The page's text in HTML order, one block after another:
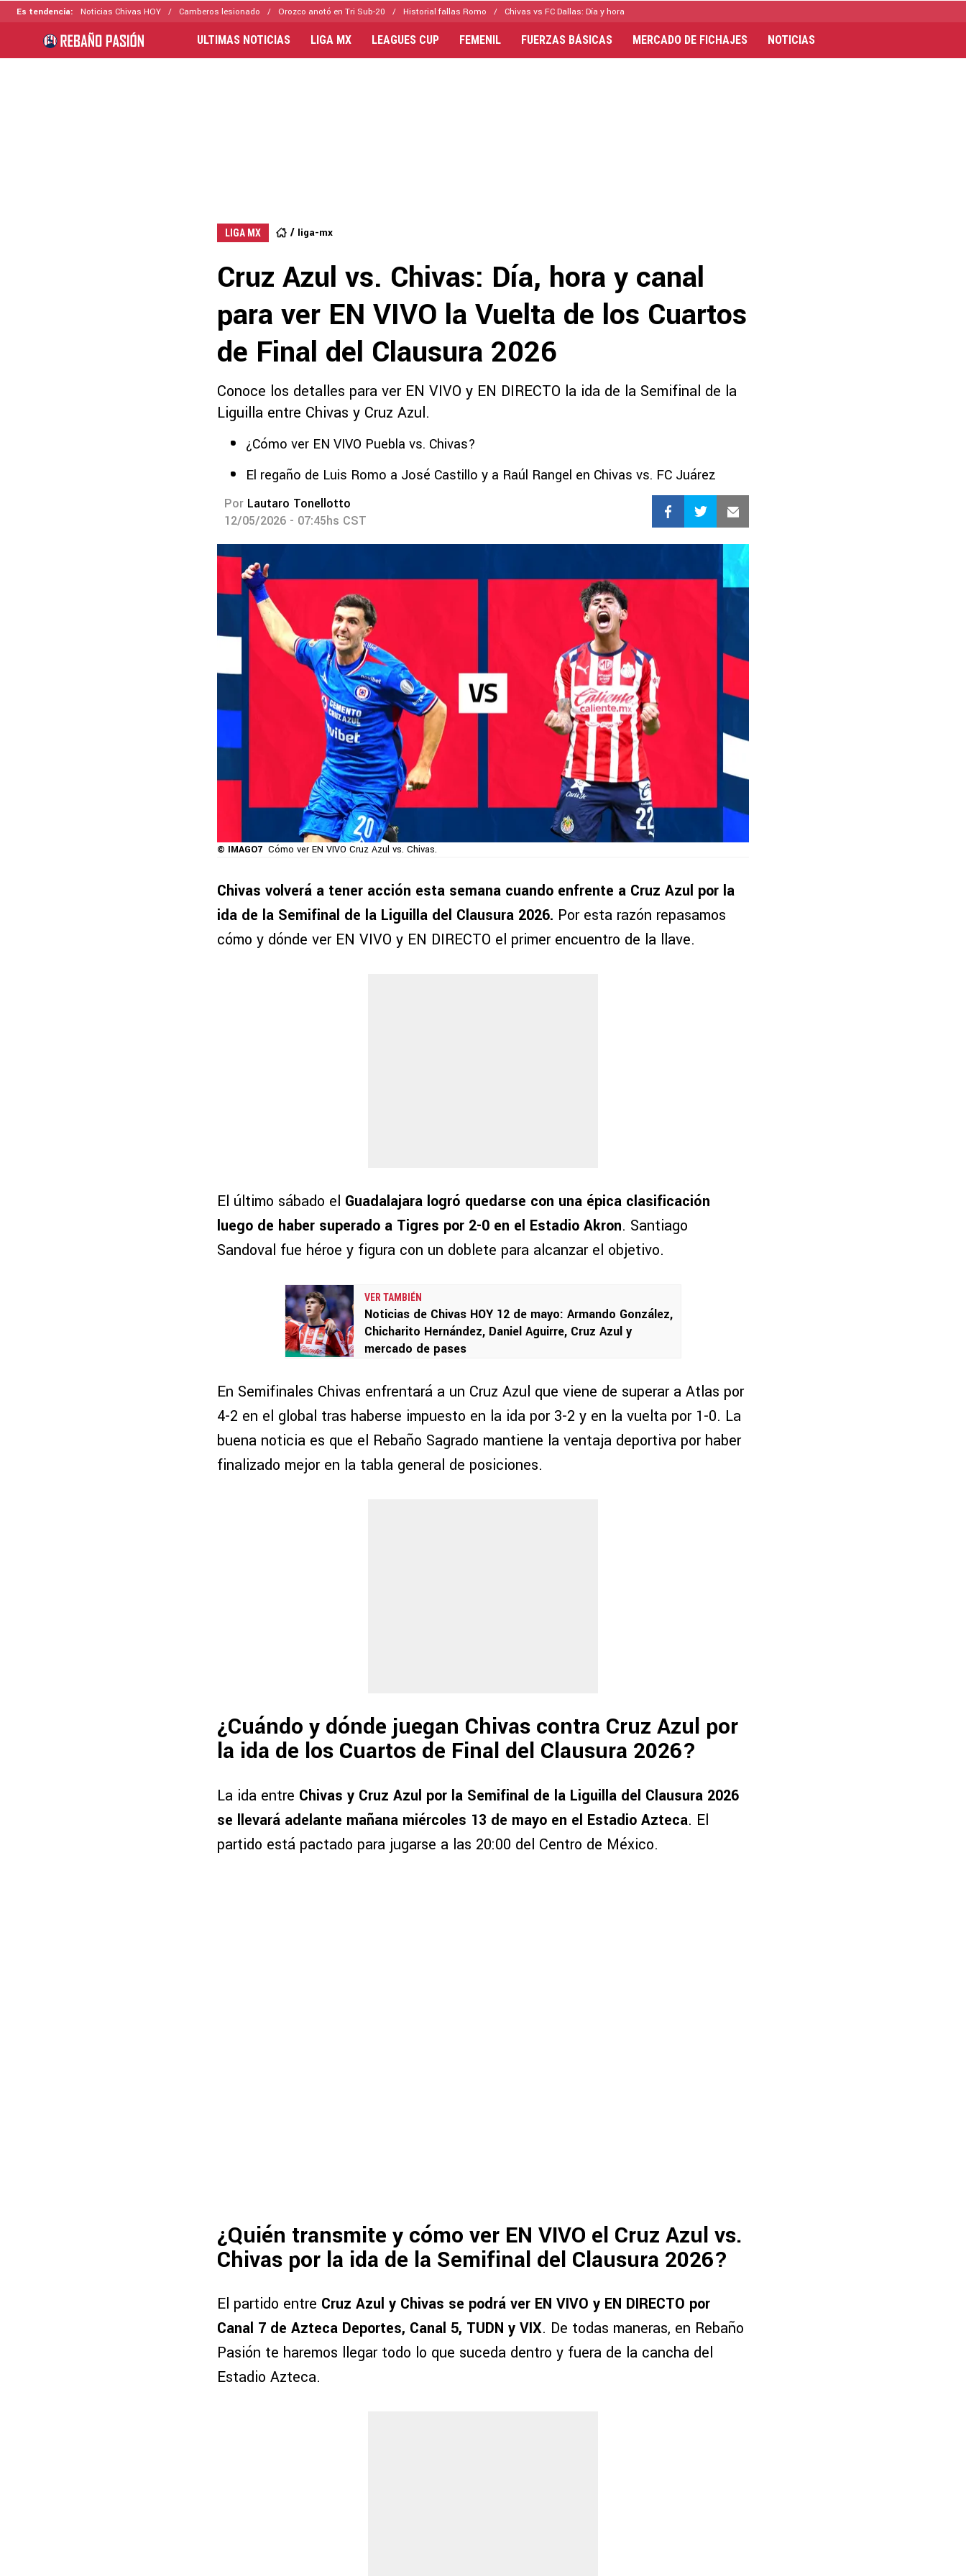
Es tendencia: Noticias Chivas HOY Camberos lesionado Orozco anotó en Tri Sub-20 Historial fallas Romo Chivas vs FC Dallas: Día y hora
ULTIMAS NOTICIAS LIGA MX LEAGUES CUP FEMENIL FUERZAS BÁSICAS MERCADO DE FICHAJES NOTICIAS
LIGA MX liga-mx
Cruz Azul vs. Chivas: Día, hora y canal
para ver EN VIVO la Vuelta de los Cuartos
de Final del Clausura 2026
Conoce los detalles para ver EN VIVO y EN DIRECTO la ida de la Semifinal de la
Liguilla entre Chivas y Cruz Azul.
¿Cómo ver EN VIVO Puebla vs. Chivas?
El regaño de Luis Romo a José Castillo y a Raúl Rangel en Chivas vs. FC Juárez
Por Lautaro Tonellotto
12/05/2026 - 07:45hs CST
© IMAGO7 Cómo ver EN VIVO Cruz Azul vs. Chivas.
Chivas volverá a tener acción esta semana cuando enfrente a Cruz Azul por la
ida de la Semifinal de la Liguilla del Clausura 2026. Por esta razón repasamos
cómo y dónde ver EN VIVO y EN DIRECTO el primer encuentro de la llave.
El último sábado el Guadalajara logró quedarse con una épica clasificación
luego de haber superado a Tigres por 2-0 en el Estadio Akron. Santiago
Sandoval fue héroe y figura con un doblete para alcanzar el objetivo.
VER TAMBIÉN
Noticias de Chivas HOY 12 de mayo: Armando González,
Chicharito Hernández, Daniel Aguirre, Cruz Azul y
mercado de pases
En Semifinales Chivas enfrentará a un Cruz Azul que viene de superar a Atlas por
4-2 en el global tras haberse impuesto en la ida por 3-2 y en la vuelta por 1-0. La
buena noticia es que el Rebaño Sagrado mantiene la ventaja deportiva por haber
finalizado mejor en la tabla general de posiciones.
¿Cuándo y dónde juegan Chivas contra Cruz Azul por
la ida de los Cuartos de Final del Clausura 2026?
La ida entre Chivas y Cruz Azul por la Semifinal de la Liguilla del Clausura 2026
se llevará adelante mañana miércoles 13 de mayo en el Estadio Azteca. El
partido está pactado para jugarse a las 20:00 del Centro de México.
¿Quién transmite y cómo ver EN VIVO el Cruz Azul vs.
Chivas por la ida de la Semifinal del Clausura 2026?
El partido entre Cruz Azul y Chivas se podrá ver EN VIVO y EN DIRECTO por
Canal 7 de Azteca Deportes, Canal 5, TUDN y VIX. De todas maneras, en Rebaño
Pasión te haremos llegar todo lo que suceda dentro y fuera de la cancha del
Estadio Azteca.